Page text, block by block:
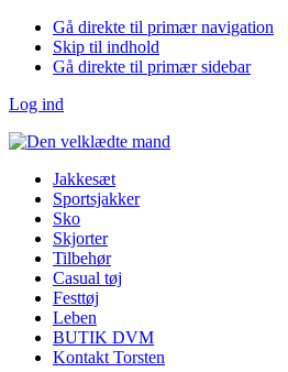
Gå direkte til primær navigation
Skip til indhold
Gå direkte til primær sidebar
Log ind
Jakkesæt
Sportsjakker
Sko
Skjorter
Tilbehør
Casual tøj
Festtøj
Leben
BUTIK DVM
Kontakt Torsten